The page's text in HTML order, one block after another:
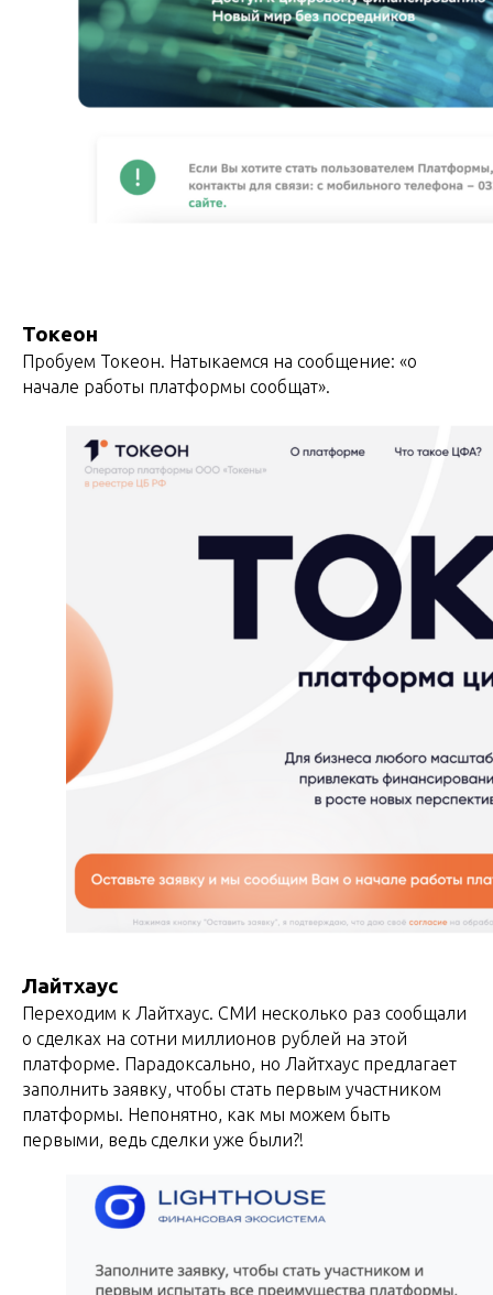
Токеон
Пробуем Токеон. Натыкаемся на сообщение: «о
начале работы платформы сообщат».
Лайтхаус
Переходим к Лайтхаус. СМИ несколько раз сообщали
о сделках на сотни миллионов рублей на этой
платформе. Парадоксально, но Лайтхаус предлагает
заполнить заявку, чтобы стать первым участником
платформы. Непонятно, как мы можем быть
первыми, ведь сделки уже были?!